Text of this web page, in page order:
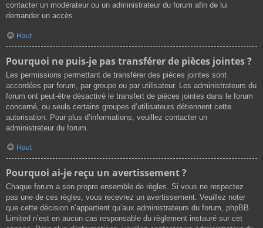
contacter un modérateur ou un administrateur du forum afin de lui
demander un accès.
Haut
Pourquoi ne puis-je pas transférer de pièces jointes ?
Les permissions permettant de transférer des pièces jointes sont
accordées par forum, par groupe ou par utilisateur. Les administrateurs du
forum ont peut-être désactivé le transfert de pièces jointes dans le forum
concerné, ou seuls certains groupes d’utilisateurs détiennent cette
autorisation. Pour plus d’informations, veuillez contacter un
administrateur du forum.
Haut
Pourquoi ai-je reçu un avertissement ?
Chaque forum a son propre ensemble de règles. Si vous ne respectez
pas une de ces règles, vous recevrez un avertissement. Veuillez noter
que cette décision n’appartient qu’aux administrateurs du forum, phpBB
Limited n’est en aucun cas responsable du règlement instauré sur cet